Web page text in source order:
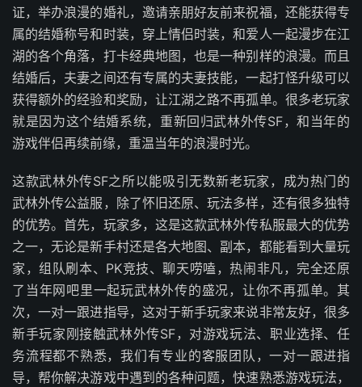
证，举办浪漫的婚礼，邀请亲朋好友前来祝福，还能获得专
属的结婚称号和时装，穿上情侣时装，和爱人一起漫步在江
湖的各个角落，打卡经典地图，也是一种别样的浪漫。而且
结婚后，夫妻之间还有专属的夫妻技能，一起打怪升级可以
获得额外的经验和奖励，让江湖之路不再孤单。很多老玩家
就是因为这个结婚系统，重新回归武林外传SF，和当年的
游戏伴侣再续前缘，重温当年的浪漫时光。
这款武林外传SF之所以能吸引无数新老玩家，成为热门的
武林外传公益服，除了怀旧还原、玩法多样，还有很多独特
的优势。首先，玩家多，这是这款武林外传私服最大的优势
之一，无论是新手村还是各大地图、副本，都能看到大量玩
家，组队刷本、PK竞技、聊天唠嗑，热闹非凡，完全还原
了当年网吧里一起玩武林外传的盛况，让你不再孤单。其
次，一对一跟进指导，这对于新手玩家来说非常友好，很多
新手玩家刚接触武林外传SF，对游戏玩法、职业选择、任
务流程都不熟悉，我们有专业的客服团队，一对一跟进指
导，帮你解决游戏中遇到的各种问题，快速熟悉游戏玩法，